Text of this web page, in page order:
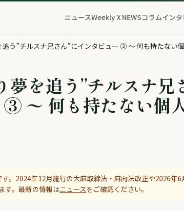
ニュースWeekly X NEWSコラムイン
う”チルスナ兄さん”にインタビュー ③ 〜 何も持たない
を追う”チルスナ兄
③ 〜 何も持たない個
す。2024年12月施行の大麻取締法・麻向法改正や2026年6
す。最新の情報はニュースをご確認ください。